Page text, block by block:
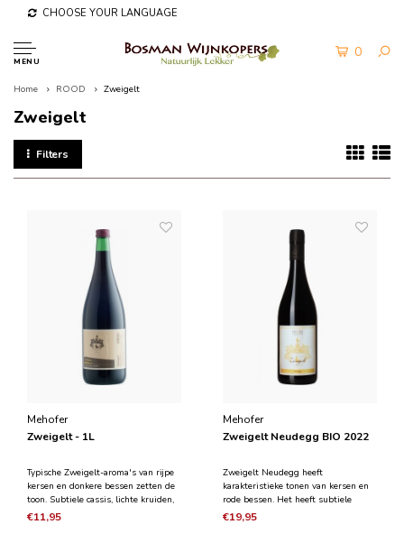
CHOOSE YOUR LANGUAGE
MENU
0
Home ROOD Zweigelt
Zweigelt
Filters
Mehofer
Zweigelt - 1L
Typische Zweigelt-aroma's van rijpe
kersen en donkere bessen zetten de
toon. Subtiele cassis, lichte kruiden,
elegante structuur. Wat chocolade
€11,95
Mehofer
Zweigelt Neudegg BIO 2022
Zweigelt Neudegg heeft
karakteristieke tonen van kersen en
rode bessen. Het heeft subtiele
cederhout aromas in combinatie met
€19,95